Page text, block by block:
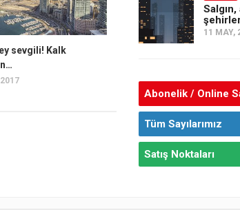
sevgili! Kalk
11 MAY,
Abonelik / Online
Tüm Sayılarımız
Satış Noktaları